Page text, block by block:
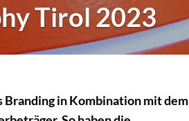
Tirol 2023
Branding in Kombination mit dem